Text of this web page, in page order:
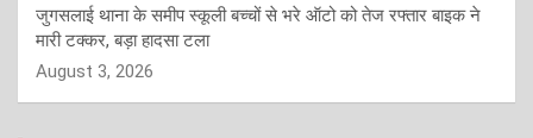
जुगसलाई थाना के समीप स्कूली बच्चों से भरे ऑटो को तेज रफ्तार बाइक ने
मारी टक्कर, बड़ा हादसा टला
August 3, 2026